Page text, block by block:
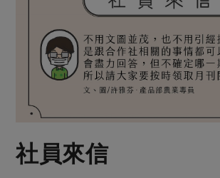
當令水果
芽苗類 蕈菇類
辛香料類
豆製品
常備菜
預購活動
把最好的台灣味帶回家！
防災用品預購圓滿結束
更多預購活動
綠主張
主婦食堂 一籃菜真心話
社內大小事
關於合作社
關於我們
社員來信